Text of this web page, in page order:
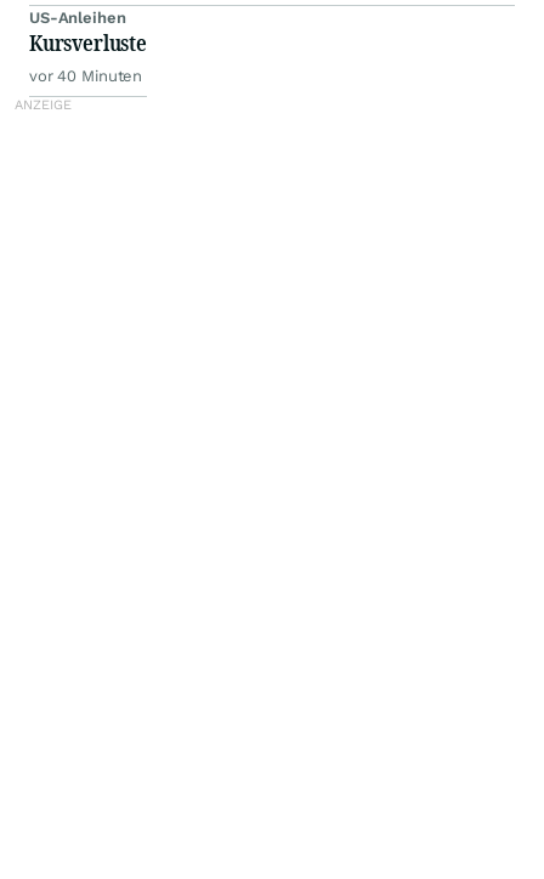
US-Anleihen
Kursverluste
vor 40 Minuten